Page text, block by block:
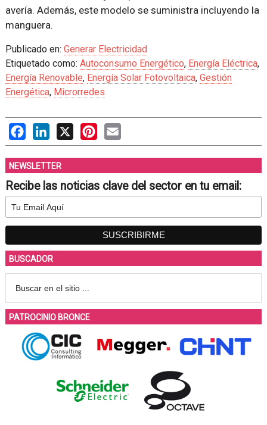
avería. Además, este modelo se suministra incluyendo la
manguera.
Publicado en: Generar Electricidad
Etiquetado como: Autoconsumo Energético, Energía Eléctrica,
Energía Renovable, Energía Solar Fotovoltaica, Gestión
Energética, Microrredes
FacebookLinkedIn Pinterest
NEWSLETTER
Recibe las noticias clave del sector en tu email:
BUSCADOR
PATROCINIO BRONCE